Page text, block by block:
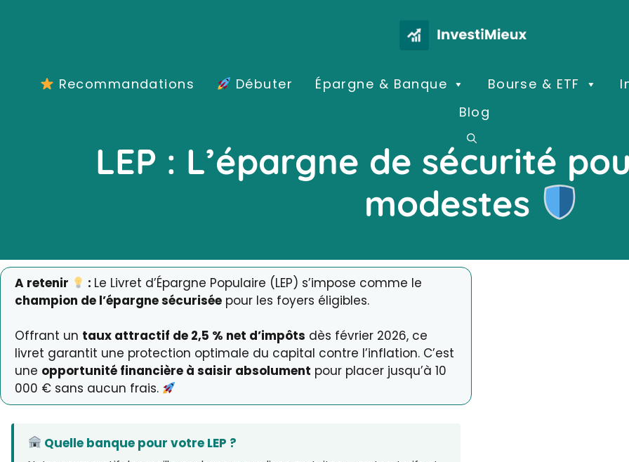
Recommandations Débuter Épargne & Banque Bourse & ETF
Blog
LEP : L’épargne de sécurité
modestes
A retenir : Le Livret d’Épargne Populaire (LEP) s’impose comme le
champion de l’épargne sécurisée pour les foyers éligibles.
Offrant un taux attractif de 2,5 % net d’impôts dès février 2026, ce
livret garantit une protection optimale du capital contre l’inflation. C’est
une opportunité financière à saisir absolument pour placer jusqu’à 10
000 € sans aucun frais.
Quelle banque pour votre LEP ?